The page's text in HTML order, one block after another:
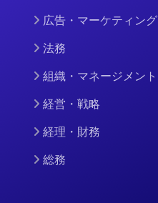
広告・マーケティング
法務
組織・マネージメント
経営・戦略
経理・財務
総務